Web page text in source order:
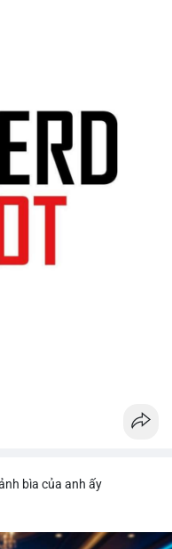
bìa của anh ấy